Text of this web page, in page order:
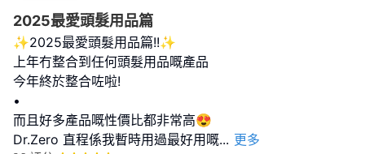
2025最愛頭髮用品篇
✨2025最愛頭髮用品篇!!✨
上年冇整合到任何頭髮用品嘅產品
今年終於整合咗啦!
•
而且好多產品嘅性價比都非常高😍
Dr.Zero 直程係我暫時用過最好用嘅... 更多